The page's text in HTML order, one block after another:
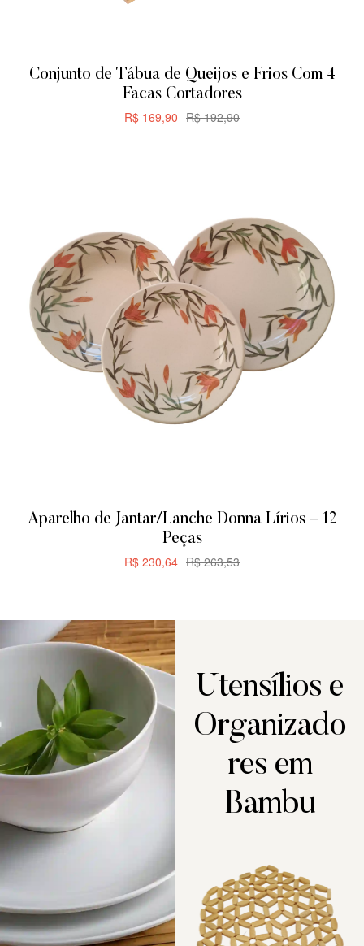
Conjunto de Tábua de Queijos e Frios Com 4
Facas Cortadores
R$192,90
R$ 169,90
Aparelho de Jantar/Lanche Donna Lírios – 12
Peças
R$263,53
R$ 230,64
Utensílios e
Organizado
res em
Bambu